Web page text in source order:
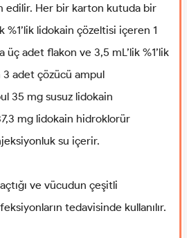
edilir. Her bir karton kutuda bir
%1’lik lidokain çözeltisi içeren 1
adet flakon ve 3,5 mL’lik %1’lik
adet çözücü ampul
35 mg susuz lidokain
mg lidokain hidroklorür
su içerir.
ve vücudun çeşitli
tedavisinde kullanılır.